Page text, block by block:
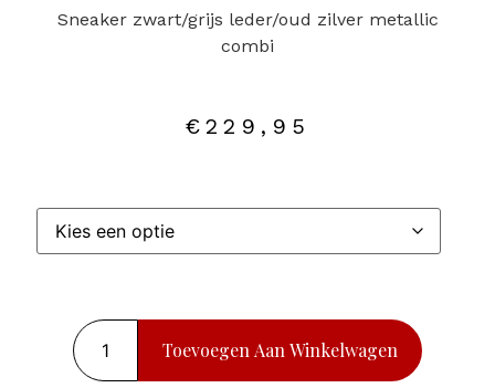
Sneaker zwart/grijs leder/oud zilver metallic
combi
€ 229,95
Toevoegen Aan Winkelwagen